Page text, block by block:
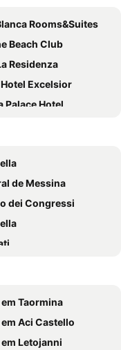
Rooms&Suites
Beach Club
Residenza
Excelsior
Palace Hotel
Masoanri's
Hotel
de Messina
dei Congressi
di Cristo Re
di Scaletta Zanclea
Taormina
Aci Castello
Letojanni